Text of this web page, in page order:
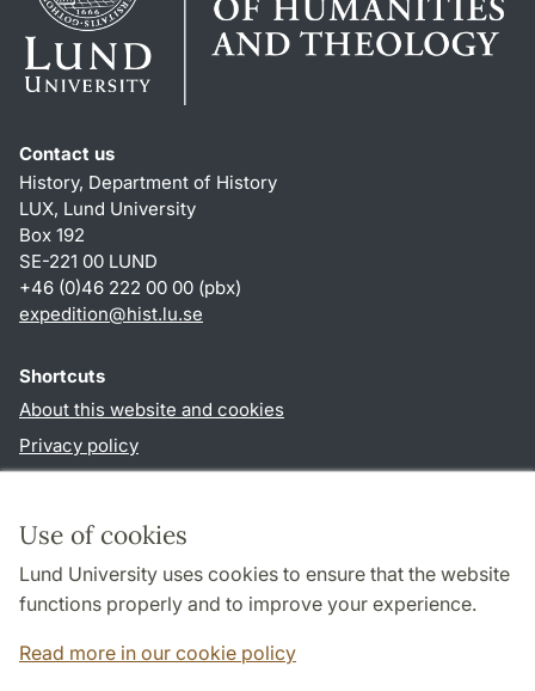
Use of cookies
Lund University uses cookies to ensure that the website
functions properly and to improve your experience.
Read more in our cookie policy
Contact us
History, Department of History
LUX, Lund University
Box 192
SE-221 00 LUND
+46 (0)46 222 00 00 (pbx)
expedition@hist.lu.se
Shortcuts
About this website and cookies
Privacy policy
Follow us in sociala media